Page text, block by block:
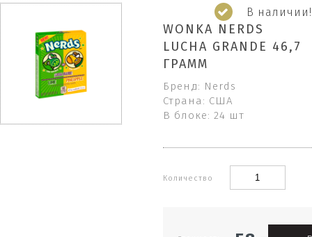
В наличии!
WONKA NERDS
LUCHA GRANDE 46,7
ГРАММ
Бренд: Nerds
Страна: США
В блоке: 24 шт
Количество